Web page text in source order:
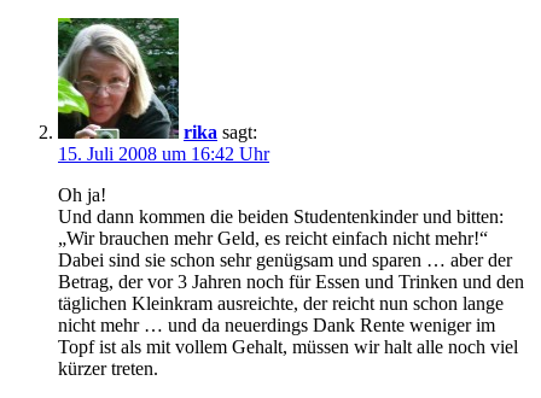
rika sagt:
15. Juli 2008 um 16:42 Uhr
Oh ja!
Und dann kommen die beiden Studentenkinder und bitten:
„Wir brauchen mehr Geld, es reicht einfach nicht mehr!“
Dabei sind sie schon sehr genügsam und sparen … aber der
Betrag, der vor 3 Jahren noch für Essen und Trinken und den
täglichen Kleinkram ausreichte, der reicht nun schon lange
nicht mehr … und da neuerdings Dank Rente weniger im
Topf ist als mit vollem Gehalt, müssen wir halt alle noch viel
kürzer treten.